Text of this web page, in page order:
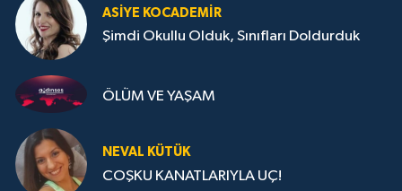
ASIYE KOCADEMİR
Şimdi Okullu Olduk, Sınıfları Doldurduk
ÖLÜM VE YAŞAM
NEVAL KÜTÜK
COŞKU KANATLARIYLA UÇ!